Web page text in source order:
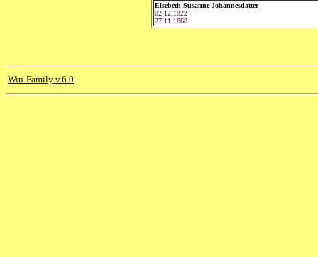
Elsebeth Susanne Johannesdatter
02.12.1822
27.11.1868
Win-Family v.6.0